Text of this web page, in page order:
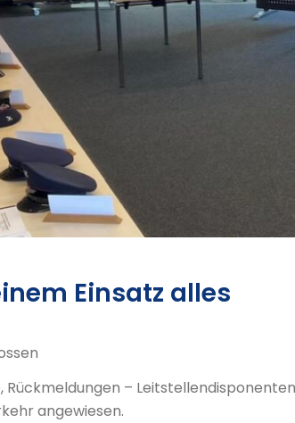
Einsatz alles
–
angewiesen.